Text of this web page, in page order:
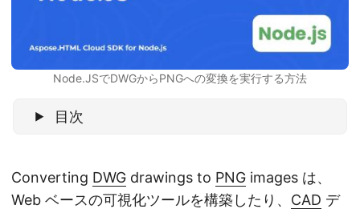
Node.JSでDWGからPNGへの変換を実行する方法
目次
Converting DWG drawings to PNG images は、
Web ベースの可視化ツールを構築したり、 CAD デ